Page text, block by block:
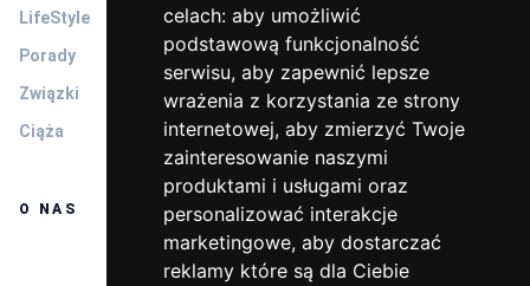
celach: aby umożliwić
podstawową funkcjonalność
serwisu, aby zapewnić lepsze
wrażenia z korzystania ze strony
internetowej, aby zmierzyć Twoje
zainteresowanie naszymi
produktami i usługami oraz
personalizować interakcje
marketingowe, aby dostarczać
reklamy które są dla Ciebie
LifeStyle
Porady
Związki
Ciąża
O NAS